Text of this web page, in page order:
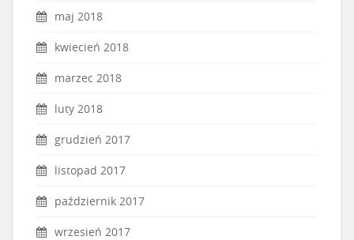
maj 2018
kwiecień 2018
marzec 2018
luty 2018
grudzień 2017
listopad 2017
październik 2017
wrzesień 2017